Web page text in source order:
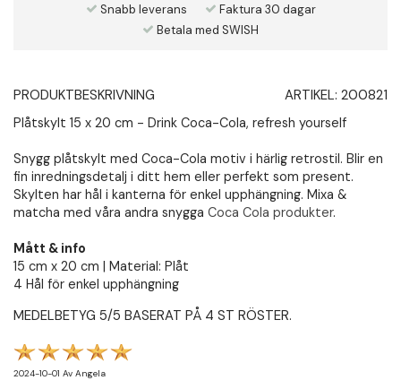
Snabb leverans
Faktura 30 dagar
Betala med SWISH
PRODUKTBESKRIVNING ARTIKEL: 200821
Plåtskylt 15 x 20 cm - Drink Coca-Cola, refresh yourself
Snygg plåtskylt med Coca-Cola motiv i härlig retrostil. Blir en
fin inredningsdetalj i ditt hem eller perfekt som present.
Skylten har hål i kanterna för enkel upphängning. Mixa &
matcha med våra andra snygga Coca Cola produkter.
Mått & info
15 cm x 20 cm | Material: Plåt
4 Hål för enkel upphängning
MEDELBETYG 5/5 BASERAT PÅ 4 ST RÖSTER.
2024-10-01 Av Angela